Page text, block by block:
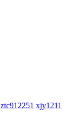
ztc912251 xjy1211